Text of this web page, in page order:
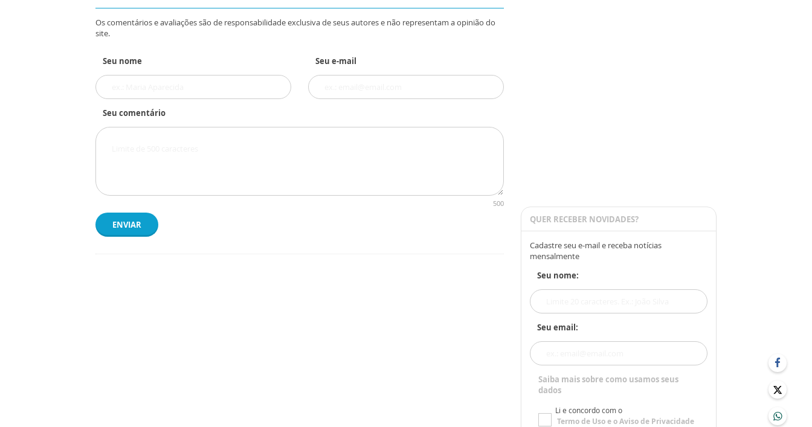
Os comentários e avaliações são de responsabilidade exclusiva de seus autores e não representam a opinião do
site.
Seu nome Seu e-mail
Seu comentário
500
ENVIAR QUER RECEBER NOVIDADES?
Cadastre seu e-mail e receba notícias
mensalmente
Seu nome:
Seu email:
Saiba mais sobre como usamos seus
dados
Li e concordo com o
Termo de Usoe oAviso de Privacidade